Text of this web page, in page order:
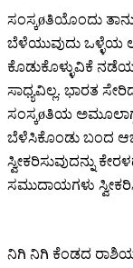
ಸಂಸ್ಕøತಿಯೊಂದು
ಬೆಳೆಯುವುದು ಒಳ್ಳೆಯ
ಕೊಡುಕೊಳ್ಳುವಿಕೆ
ಸಾಧ್ಯವಿಲ್ಲ. ಭಾರತ
ಸಂಸ್ಕøತಿಯ
ಬೆಳೆಸಿಕೊಂಡು ಬಂದ
ಸ್ವೀಕರಿಸುವುದನ್ನು
ಸಮುದಾಯಗಳು
ನಿಗಿ ನಿಗಿ ಕೆಂಡದ